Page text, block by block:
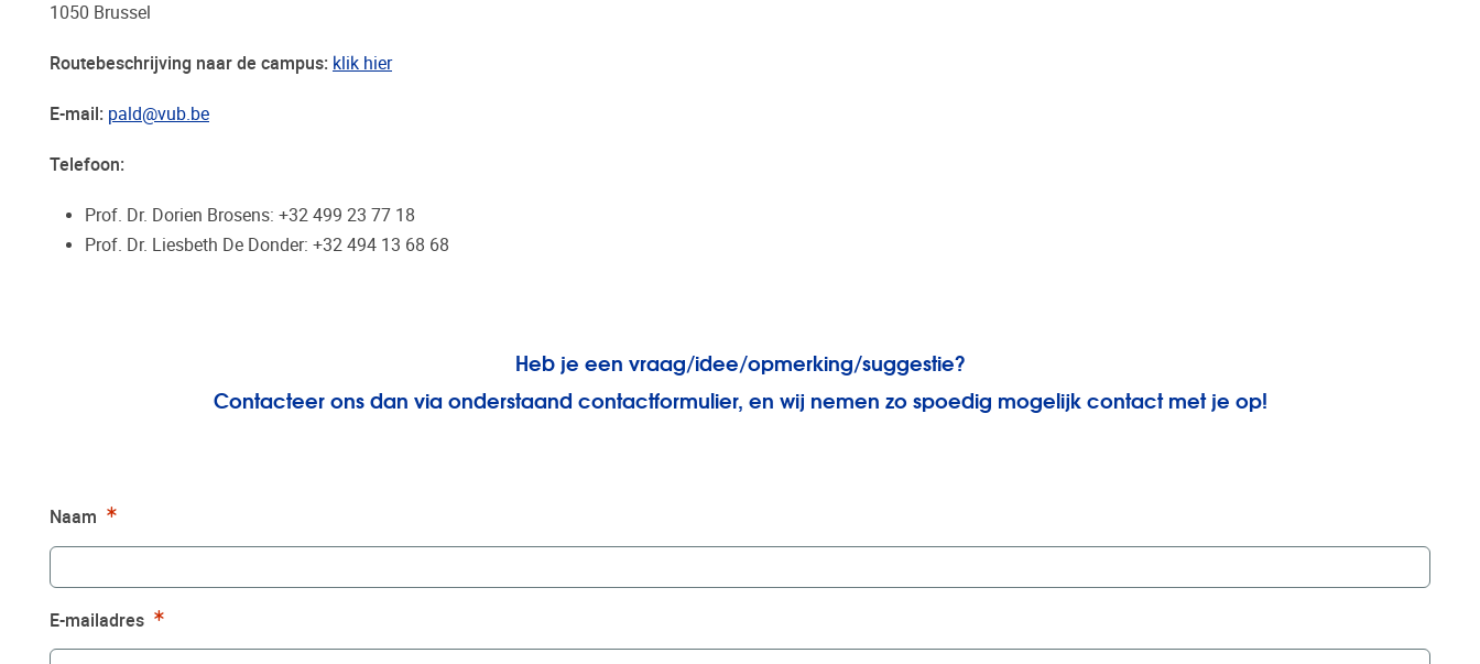
1050 Brussel
Routebeschrijving naar de campus: klik hier
E-mail: pald@vub.be
Telefoon:
Prof. Dr. Dorien Brosens: +32 499 23 77 18
Prof. Dr. Liesbeth De Donder: +32 494 13 68 68
Heb je een vraag/idee/opmerking/suggestie?
Contacteer ons dan via onderstaand contactformulier, en wij nemen zo spoedig mogelijk contact met je op!
Naam
E-mailadres